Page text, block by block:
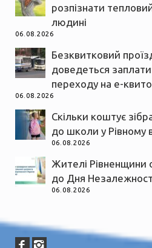
розпізнати
людині
06.08.2026
Безквитковий
доведеться
переходу на е-
06.08.2026
Скільки коштує
до школи у Рівному
06.08.2026
Жителі Рівненщини
до Дня
06.08.2026